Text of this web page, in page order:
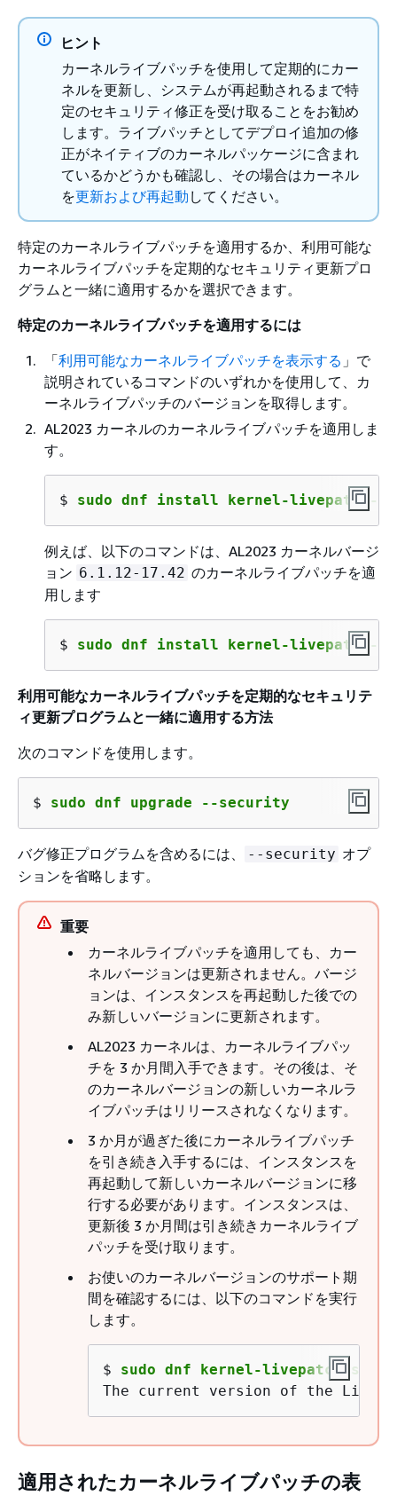
ヒント
カーネルライブパッチを使用して定期的にカー
ネルを更新し、システムが再起動されるまで特
定のセキュリティ修正を受け取ることをお勧め
します。ライブパッチとしてデプロイ追加の修
正がネイティブのカーネルパッケージに含まれ
ているかどうかも確認し、その場合はカーネル
を更新および再起動 してください。
特定のカーネルライブパッチを適用するか、利用可能な
カーネルライブパッチを定期的なセキュリティ更新プロ
グラムと一緒に適用するかを選択できます。
特定のカーネルライブパッチを適用するには
「利用可能なカーネルライブパッチを表示する 」で
説明されているコマンドのいずれかを使用して、カ
ーネルライブパッチのバージョンを取得します。
AL2023 カーネルのカーネルライブパッチを適用しま
す。
$ sudo dnf install kernel-livepatch-
例えば、以下のコマンドは、AL2023 カーネルバージ
ョン 6.1.12-17.42 のカーネルライブパッチを適
用します
$ sudo dnf install kernel-livepatch-
利用可能なカーネルライブパッチを定期的なセキュリテ
ィ更新プログラムと一緒に適用する方法
次のコマンドを使用します。
$ sudo dnf upgrade --security
バグ修正プログラムを含めるには、 --security オプ
ションを省略します。
重要
カーネルライブパッチを適用しても、カー
ネルバージョンは更新されません。バージ
ョンは、インスタンスを再起動した後での
み新しいバージョンに更新されます。
AL2023 カーネルは、カーネルライブパッ
チを 3 か月間入手できます。その後は、そ
のカーネルバージョンの新しいカーネルラ
イブパッチはリリースされなくなります。
3 か月が過ぎた後にカーネルライブパッチ
を引き続き入手するには、インスタンスを
再起動して新しいカーネルバージョンに移
行する必要があります。インスタンスは、
更新後 3 か月間は引き続きカーネルライブ
パッチを受け取ります。
お使いのカーネルバージョンのサポート期
間を確認するには、以下のコマンドを実行
します。
$ sudo dnf kernel-livepatch
The current version of the
適用されたカーネルライブパッチの表